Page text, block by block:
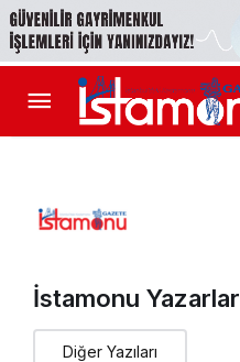
İstamonu Yazarlar
Diğer Yazıları